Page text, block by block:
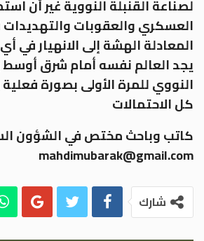
لصناعة القنبلة النووية غير أن
العسكري والعقوبات
المعادلة الهشة إلى الانهيار في
يجد العالم نفسه أمام شرق أوسط
النووي للمرة الأولى بصورة
كل الاحتمالات
كاتب وباحث مختص في الشؤون
mahdimubarak@gmail.com
شارك